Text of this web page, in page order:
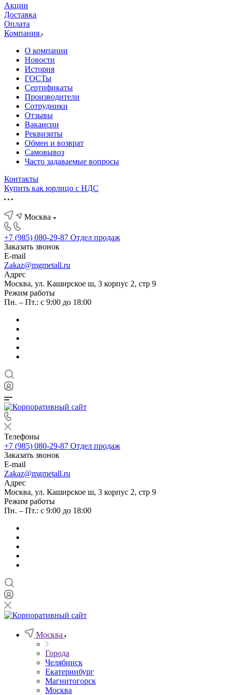
Акции
Доставка
Оплата
Компания
О компании
Новости
История
ГОСТы
Сертификаты
Производители
Сотрудники
Отзывы
Вакансии
Реквизиты
Обмен и возврат
Самовывоз
Часто задаваемые вопросы
Контакты
Купить как юрлицо с НДС
Москва
+7 (985) 080-29-87 Отдел продаж
Заказать звонок
E-mail
Zakaz@mgmetall.ru
Адрес
Москва, ул. Каширское ш, 3 корпус 2, стр 9
Режим работы
Пн. – Пт.: с 9:00 до 18:00
Телефоны
+7 (985) 080-29-87 Отдел продаж
Заказать звонок
E-mail
Zakaz@mgmetall.ru
Адрес
Москва, ул. Каширское ш, 3 корпус 2, стр 9
Режим работы
Пн. – Пт.: с 9:00 до 18:00
Москва
Города
Челябинск
Екатеринбург
Магнитогорск
Москва